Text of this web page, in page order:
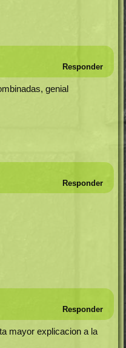
Responder
genial
Responder
Responder
mayor explicacion a la